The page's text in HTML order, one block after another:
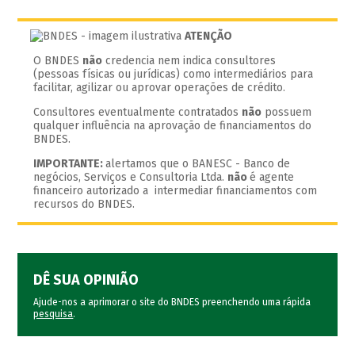
ATENÇÃO
O BNDES não credencia nem indica consultores
(pessoas físicas ou jurídicas) como intermediários para
facilitar, agilizar ou aprovar operações de crédito.
Consultores eventualmente contratados não possuem
qualquer influência na aprovação de financiamentos do
BNDES.
IMPORTANTE:alertamos que o BANESC - Banco de
negócios, Serviços e Consultoria Ltda. nãoé agente
financeiro autorizado a intermediar financiamentos com
recursos do BNDES.
DÊ SUA OPINIÃO
Ajude-nos a aprimorar o site do BNDES preenchendo uma rápida
pesquisa.